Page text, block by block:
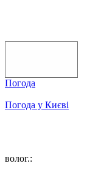
Погода
Погода у Києві
волог.: